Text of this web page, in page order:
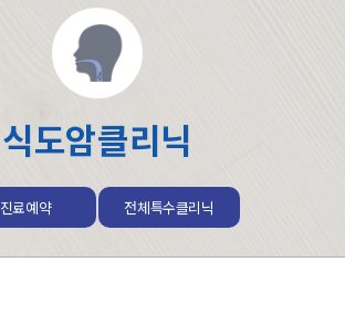
식도암클리닉
진료예약 전체특수클리닉